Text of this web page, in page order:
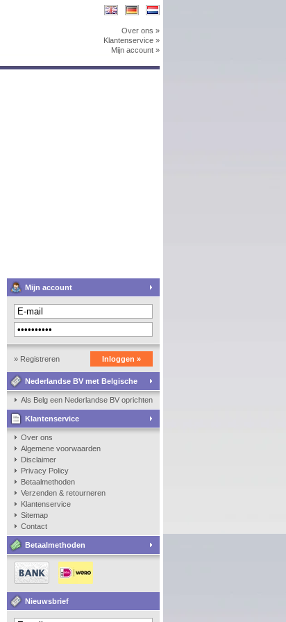
Over ons »
Klantenservice »
Mijn account »
Mijn account
» Registreren Inloggen »
Nederlandse BV met Belgische
zaakvoerder
Als Belg een Nederlandse BV oprichten, kan dat?
Klantenservice
Over ons
Algemene voorwaarden
Disclaimer
Privacy Policy
Betaalmethoden
Verzenden & retourneren
Klantenservice
Sitemap
Contact
Betaalmethoden
Nieuwsbrief